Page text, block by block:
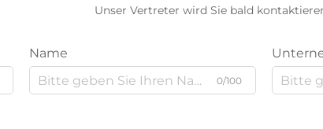
Unser Vertreter wird Sie bald
Name
0/100